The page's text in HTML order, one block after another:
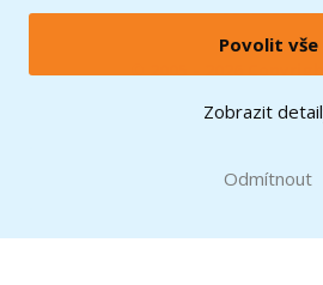
Povolit vše
Zobrazit
Odmítnout
© 2005 - 2026
LEGO, logo LEGO a minifigurka jsou ochrannými
2024 The LEGO
Zobrazit verzi pro
při nákupu